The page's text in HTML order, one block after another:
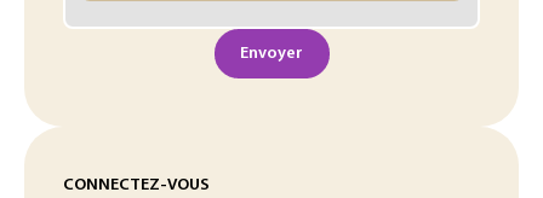
Envoyer
CONNECTEZ-VOUS